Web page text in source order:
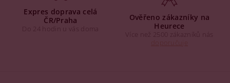
Expres doprava celá
ČR/Praha
Do 24 hodin u vás doma
Ověřeno zákazníky na
Heurece
Více než 2500 zákazníků nás